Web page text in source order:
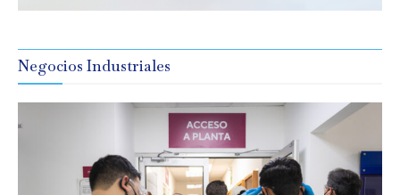
Negocios Industriales